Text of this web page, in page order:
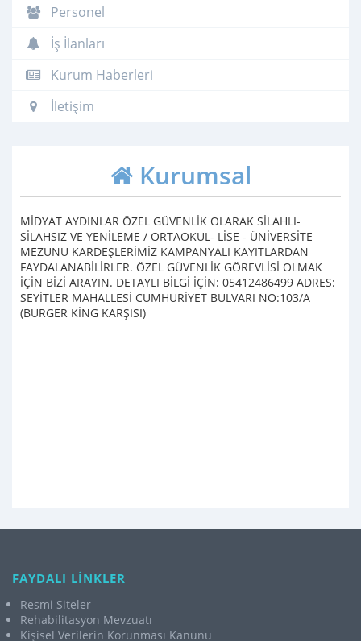
Personel
İş İlanları
Kurum Haberleri
İletişim
Kurumsal
MİDYAT AYDINLAR ÖZEL GÜVENLİK OLARAK SİLAHLI-
SİLAHSIZ VE YENİLEME / ORTAOKUL- LİSE - ÜNİVERSİTE
MEZUNU KARDEŞLERİMİZ KAMPANYALI KAYITLARDAN
FAYDALANABİLİRLER. ÖZEL GÜVENLİK GÖREVLİSİ OLMAK
İÇİN BİZİ ARAYIN. DETAYLI BİLGİ İÇİN: 05412486499 ADRES:
SEYİTLER MAHALLESİ CUMHURİYET BULVARI NO:103/A
(BURGER KİNG KARŞISI)
FAYDALI LİNKLER
Resmi Siteler
Rehabilitasyon Mevzuatı
Kişisel Verilerin Korunması Kanunu